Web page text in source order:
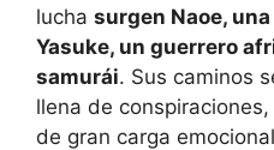
lucha surgen Naoe,
Yasuke, un guerrero
samurái. Sus caminos
llena de
de gran carga